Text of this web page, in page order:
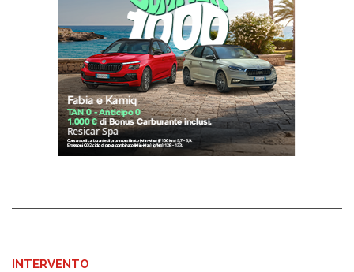
INTERVENTO